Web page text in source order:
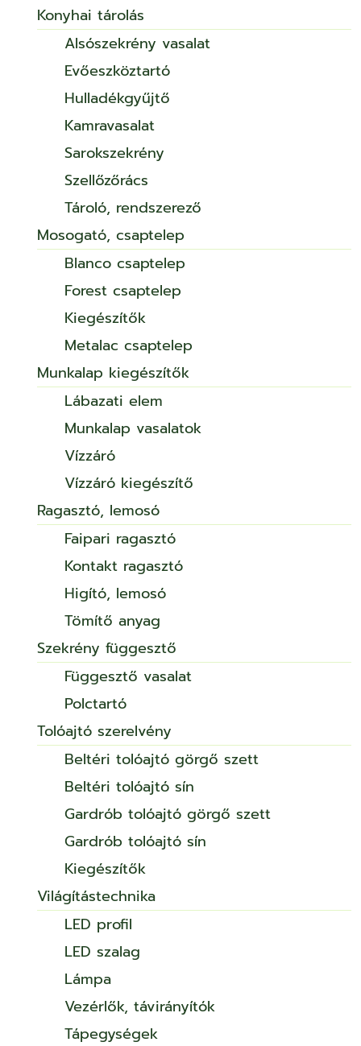
Konyhai tárolás
Alsószekrény vasalat
Evőeszköztartó
Hulladékgyűjtő
Kamravasalat
Sarokszekrény
Szellőzőrács
Tároló, rendszerező
Mosogató, csaptelep
Blanco csaptelep
Forest csaptelep
Kiegészítők
Metalac csaptelep
Munkalap kiegészítők
Lábazati elem
Munkalap vasalatok
Vízzáró
Vízzáró kiegészítő
Ragasztó, lemosó
Faipari ragasztó
Kontakt ragasztó
Higító, lemosó
Tömítő anyag
Szekrény függesztő
Függesztő vasalat
Polctartó
Tolóajtó szerelvény
Beltéri tolóajtó görgő szett
Beltéri tolóajtó sín
Gardrób tolóajtó görgő szett
Gardrób tolóajtó sín
Kiegészítők
Világítástechnika
LED profil
LED szalag
Lámpa
Vezérlők, távirányítók
Tápegységek